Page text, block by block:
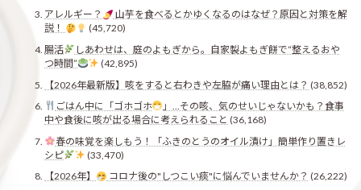
アレルギー？
山芋を食べるとかゆくなるのはなぜ？原因と対策を解
説！
(45,720)
腸活
しあわせは、庭のよもぎから。自家製よもぎ餅で“整えるおや
つ時間”
(42,895)
【2026年最新版】咳をすると右わきや左脇が痛い理由とは？ (38,852)
ごはん中に「ゴホゴホ
」…その咳、気のせいじゃないかも？食事
中や食後に咳が出る場合に考えられること (36,168)
春の味覚を楽しもう！「ふきのとうのオイル漬け」簡単作り置きレ
シピ
(33,470)
【2026年】
コロナ後の"しつこい痰"に悩んでいませんか？ (26,222)